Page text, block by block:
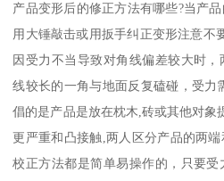
产品变形后的修正方法有哪些?当产
用大锤敲击或用扳手纠正变形注意不
因受力不当导致对角线偏差较大时
线较长的一角与地面反复磕碰，受力
倡的是产品是放在枕木,砖或其他对象
更严重和凸接触,两人区分产品的两
校正方法都是简单易操作的，只要